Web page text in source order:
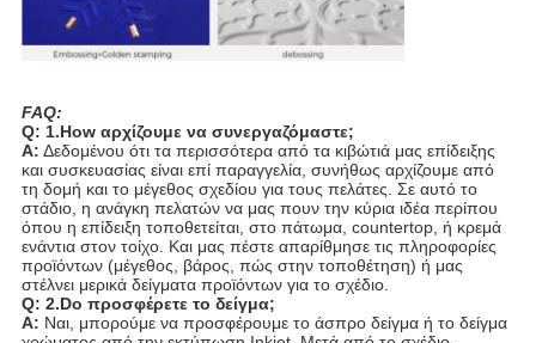
FAQ:
Q: 1.How αρχίζουμε να συνεργαζόμαστε;
Α: Δεδομένου ότι τα περισσότερα από τα κιβώτιά μας επίδειξης
και συσκευασίας είναι επί παραγγελία, συνήθως αρχίζουμε από
τη δομή και το μέγεθος σχεδίου για τους πελάτες. Σε αυτό το
στάδιο, η ανάγκη πελατών να μας πουν την κύρια ιδέα περίπου
όπου η επίδειξη τοποθετείται, στο πάτωμα, countertop, ή κρεμά
ενάντια στον τοίχο. Και μας πέστε απαρίθμησε τις πληροφορίες
προϊόντων (μέγεθος, βάρος, πώς στην τοποθέτηση) ή μας
στέλνει μερικά δείγματα προϊόντων για το σχέδιο.
Q: 2.Do προσφέρετε το δείγμα;
Α: Ναι, μπορούμε να προσφέρουμε το άσπρο δείγμα ή το δείγμα